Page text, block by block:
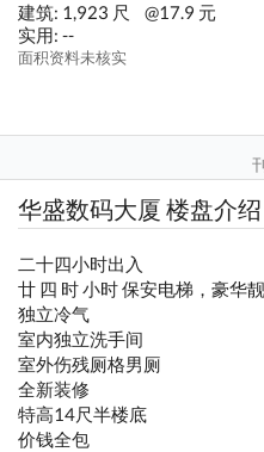
建筑: 1,923 尺
@17.9 元
实用: --
面积资料未核实
华盛数码大厦 楼盘介绍
二十四小时出入
廿 四 时 小时 保安电梯，豪华
独立冷气
室内独立洗手间
室外伤残厕格男厕
全新装修
特高14尺半楼底
价钱全包